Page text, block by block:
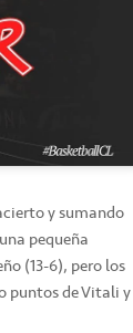
y sumando
pequeña
(13-6), pero los
puntos de Vitali y